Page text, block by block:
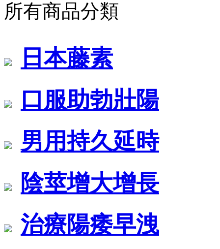
所有商品分類
日本藤素
口服助勃壯陽
男用持久延時
陰莖增大增長
治療陽痿早洩